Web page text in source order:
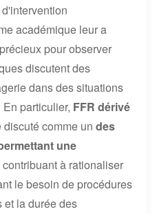
académique leur a
pour observer
discutent des
dans des situations
particulier, FFR dérivé
discuté comme undes
une
contribuant à rationaliser
le besoin de procédures
et la durée des